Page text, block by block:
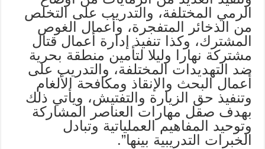
الرمي المختلفة، والتدريب على التخلص
من الذخائر المتفجرة، وأعمال الغوص
المشترك، وكذا تنفيذ إدارة أعمال قتال
مشتركة نهارا وليلا لتأمين منطقة بحرية
ضد التهديدات المختلفة، والتدريب على
أعمال البحث والإنقاذ ومكافحة الألغام
وتنفيذ حق الزيارة والتفتيش، ويأتي ذلك
بهدف صقل مهارات العناصر المشاركة
وتوحيد المفاهيم العملياتية وتبادل
الخبرات التدريبية بينها”.